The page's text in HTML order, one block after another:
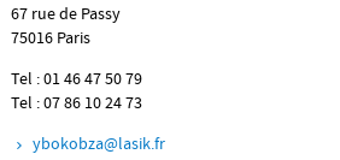
67 rue de Passy
75016 Paris
Tel : 01 46 47 50 79
Tel : 07 86 10 24 73
ybokobza@lasik.fr